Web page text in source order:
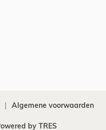
Algemene voorwaarden
by TRES